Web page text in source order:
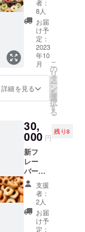
順次発
送させ
ていた
だきま
す。 リ
ターン
品の詳
細 【出
来立て
ニコ
ボック
ス25
ピース
(約30㎝
×約30
㎝、約
800g、
冷凍庫
にて保
存、賞
用期
限：
2023年
12月末
まで。
＊Tシャ
ツサイ
ズはLま
たはXL
＊現在
制作中
のため
イメー
ジ図と
異なり
ますこ
とをご
了承く
ださ
い。
店が遠
くて行
けな
い…と
いう方
には、
冷凍の
ドーナ
ツ36
ピース
を発送
ます。
通販は
まだス
タート
してお
りませ
んが、
応援し
てくだ
さった
方には
ぜひお
者：
8人
お届
け予
定：
2023
年10
月
詳細を見る
こ
の
リ
タ
ー
ン
を
選
択
す
る
30,
000 円
残り8
新フ
レー
バー開
発会議
参加体
験プラ
ン！自
分で考
えた
支援
者：
2人
お届
け予
定：